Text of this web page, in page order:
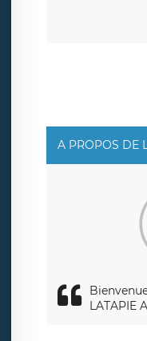
rue Léopold Sédar
également le droit
d’une autorité de
A PROPOS DE
LATAPIE